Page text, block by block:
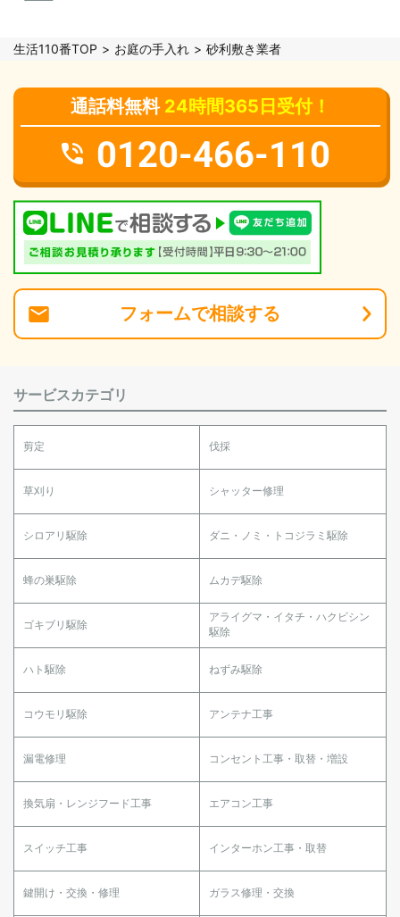
生活110番TOP お庭の手入れ 砂利敷き業者
通話料無料 24時間365日受付！
0120-466-110
フォームで相談する
サービスカテゴリ
剪定 伐採
草刈り シャッター修理
シロアリ駆除 ダニ・ノミ・トコジラミ駆除
蜂の巣駆除 ムカデ駆除
ゴキブリ駆除
アライグマ・イタチ・ハクビシン
駆除
ハト駆除 ねずみ駆除
コウモリ駆除 アンテナ工事
漏電修理 コンセント工事・取替・増設
換気扇・レンジフード工事 エアコン工事
スイッチ工事 インターホン工事・取替
鍵開け・交換・修理 ガラス修理・交換